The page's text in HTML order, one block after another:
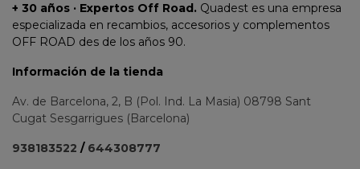
+ 30 años · Expertos Off Road. Quadest es una empresa
especializada en recambios, accesorios y complementos
OFF ROAD des de los años 90.
Información de la tienda
Av. de Barcelona, 2, B (Pol. Ind. La Masia) 08798 Sant
Cugat Sesgarrigues (Barcelona)
938183522 / 644308777